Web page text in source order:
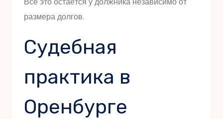
размера долгов.
Судебная
практика в
Оренбурге